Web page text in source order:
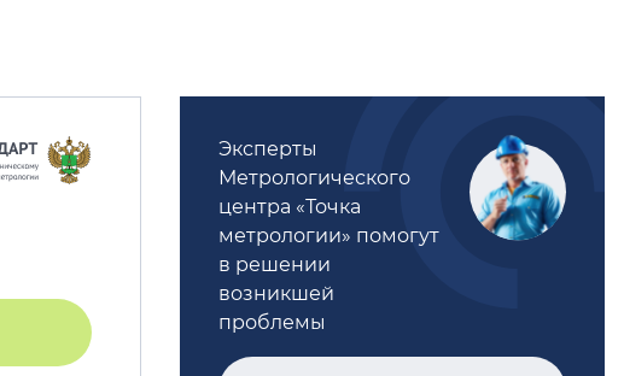
Эксперты
Метрологического
центра «Точка
метрологии» помогут
в решении
возникшей
проблемы